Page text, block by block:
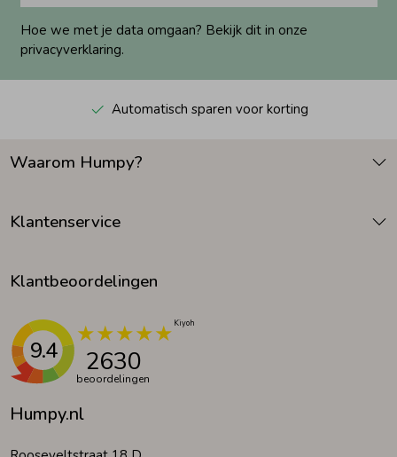
Hoe we met je data omgaan? Bekijk dit in onze
privacyverklaring.
Automatisch sparen voor korting
Humpy.nl
Waarom Humpy?
Klantenservice
Klantbeoordelingen
9.4 2630
beoordelingen